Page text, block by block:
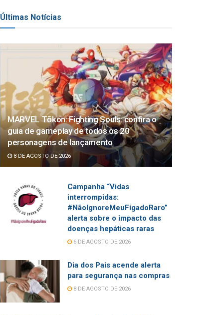
Últimas Notícias
MARVEL Tōkon: Fighting Souls: confira o
guia de gameplay de todos os 20
personagens de lançamento
8 DE AGOSTO DE 2026
Campanha “Vidas
interrompidas:
#NãoIgnoreMeuFígadoRaro”
alerta sobre o impacto das
doenças hepáticas raras
6 DE AGOSTO DE 2026
Dia dos Pais acende alerta
para segurança nas compras
8 DE AGOSTO DE 2026